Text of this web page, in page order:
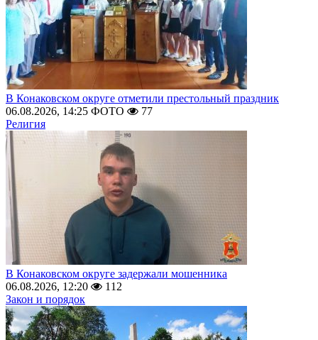
В Конаковском округе отметили престольный праздник
06.08.2026, 14:25 ФОТО
77
Религия
В Конаковском округе задержали мошенника
06.08.2026, 12:20
112
Закон и порядок